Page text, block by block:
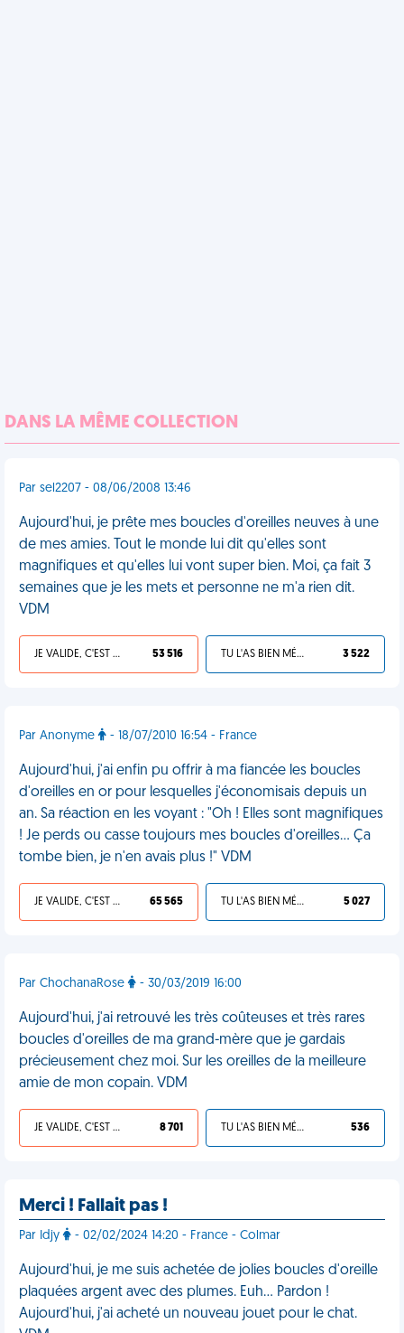
DANS LA MÊME COLLECTION
Par sel2207 - 08/06/2008 13:46
Aujourd'hui, je prête mes boucles d'oreilles neuves à une
de mes amies. Tout le monde lui dit qu'elles sont
magnifiques et qu'elles lui vont super bien. Moi, ça fait 3
semaines que je les mets et personne ne m'a rien dit.
VDM
JE VALIDE, C'EST UNE VDM 53 516 TU L'AS BIEN MÉRITÉ 3 522
Par Anonyme - 18/07/2010 16:54 - France
Aujourd'hui, j'ai enfin pu offrir à ma fiancée les boucles
d'oreilles en or pour lesquelles j'économisais depuis un
an. Sa réaction en les voyant : "Oh ! Elles sont magnifiques
! Je perds ou casse toujours mes boucles d'oreilles… Ça
tombe bien, je n'en avais plus !" VDM
JE VALIDE, C'EST UNE VDM 65 565 TU L'AS BIEN MÉRITÉ 5 027
Par ChochanaRose - 30/03/2019 16:00
Aujourd'hui, j'ai retrouvé les très coûteuses et très rares
boucles d'oreilles de ma grand-mère que je gardais
précieusement chez moi. Sur les oreilles de la meilleure
amie de mon copain. VDM
JE VALIDE, C'EST UNE VDM 8 701 TU L'AS BIEN MÉRITÉ 536
Merci ! Fallait pas !
Par Idjy - 02/02/2024 14:20 - France - Colmar
Aujourd'hui, je me suis achetée de jolies boucles d'oreille
plaquées argent avec des plumes. Euh… Pardon !
Aujourd'hui, j'ai acheté un nouveau jouet pour le chat.